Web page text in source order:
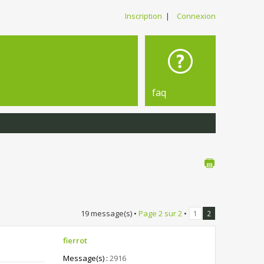
Inscription | Connexion
faq
19 message(s) • Page 2 sur2 • 1 2
fierrot
Message(s) : 2916